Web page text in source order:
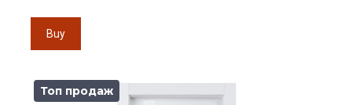
Buy
Топ продаж